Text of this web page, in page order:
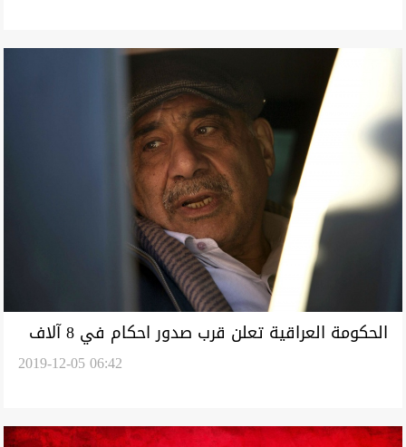
الحكومة العراقية تعلن قرب صدور احكام في 8 آلاف
2019-12-05 06:42